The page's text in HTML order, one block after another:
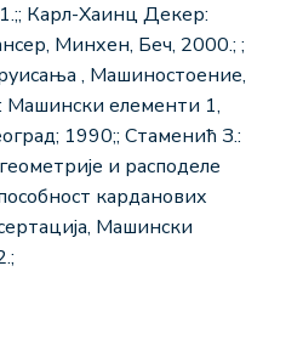
Карл-Хаинц Декер:
Минхен, Беч, 2000.; ;
, Mашиностоение,
Машински елементи 1,
1990;; Стаменић З.:
и расподеле
карданових
Машински